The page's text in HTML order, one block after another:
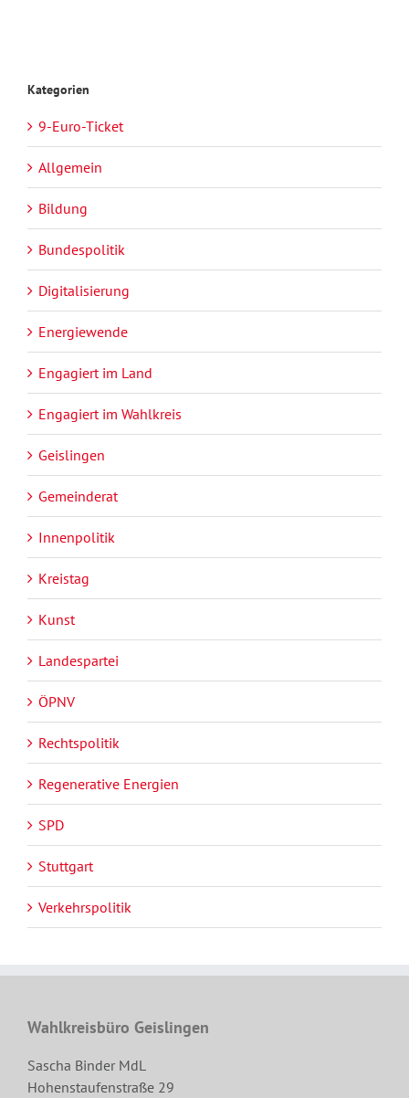
Kategorien
9-Euro-Ticket
Allgemein
Bildung
Bundespolitik
Digitalisierung
Energiewende
Engagiert im Land
Engagiert im Wahlkreis
Geislingen
Gemeinderat
Innenpolitik
Kreistag
Kunst
Landespartei
ÖPNV
Rechtspolitik
Regenerative Energien
SPD
Stuttgart
Verkehrspolitik
Wahlkreisbüro Geislingen
Sascha Binder MdL
Hohenstaufenstraße 29